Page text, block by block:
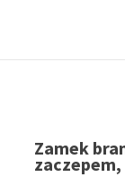
Zamek